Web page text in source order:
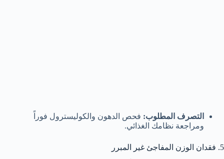
التصرف المطلوب: فحص الدهون والكوليسترول فوراً
ومراجعة نظامك الغذائي.
5. فقدان الوزن المفاجئ غير المبرر